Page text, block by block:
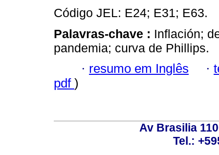
Código JEL: E24; E31; E63.
Palavras-chave : Inflación;
pandemia; curva de Phillips.
· resumo em Inglês ·
pdf )
Av Brasilia
Tel.: